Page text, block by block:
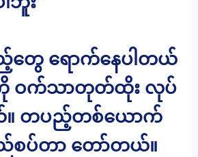
တွေ ရောက်နေပါတယ်
ဝက်သာတုတ်ထိုး လုပ်
။ တပည့်တစ်ယောက်
စပ်တာ တော်တယ်။